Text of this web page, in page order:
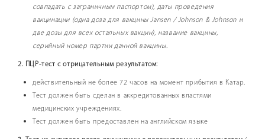
совпадать с заграничным паспортом), даты проведения
вакцинации (одна доза для вакцины Jansen / Johnson & Johnson и
две дозы для всех остальных вакцин), название вакцины,
серийный номер партии данной вакцины.
2. ПЦР-тест с отрицательным результатом:
действительный не более 72 часов на момент прибытия в Катар.
Тест должен быть сделан в аккредитованных властями
медицинских учреждениях.
Тест должен быть предоставлен на английском языке